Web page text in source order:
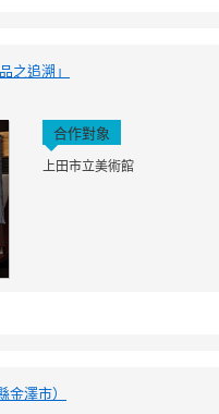
之追溯」
合作對象
上田市立美術館
金澤市）